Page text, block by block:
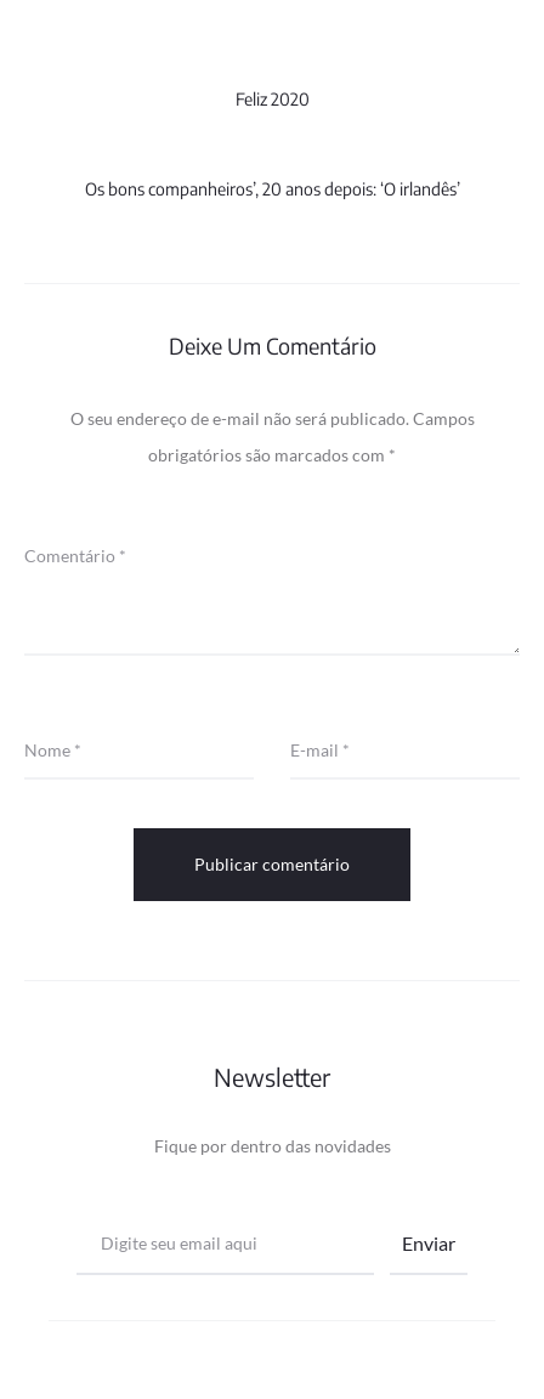
Feliz 2020
Os bons companheiros’, 20 anos depois: ‘O irlandês’
Deixe Um Comentário
O seu endereço de e-mail não será publicado. Campos
obrigatórios são marcados com *
Comentário *
Nome * E-mail *
Newsletter
Fique por dentro das novidades